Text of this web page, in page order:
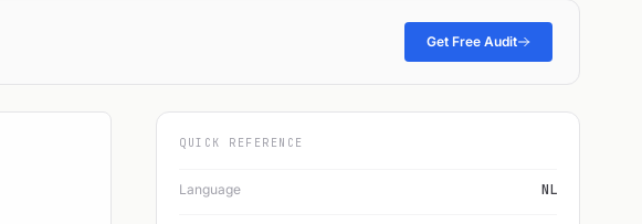
Get Free Audit
QUICK REFERENCE
Language NL